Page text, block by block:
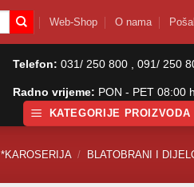
Web-Shop O nama
Telefon: 031/ 250 800 , 091/ 250
Radno vrijeme: PON - PET 08:00
KATEGORIJE PROIZVODA
*KAROSERIJA / BLATOBRANI I